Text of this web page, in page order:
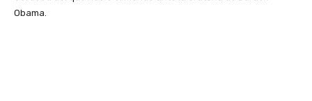
Obama.